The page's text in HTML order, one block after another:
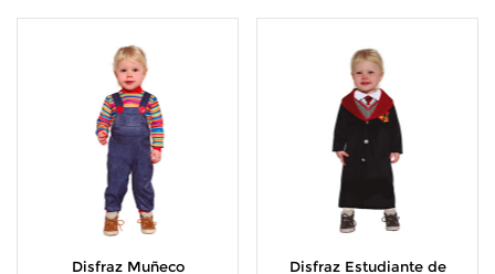
Disfraz Muñeco
Disfraz Estudiante de